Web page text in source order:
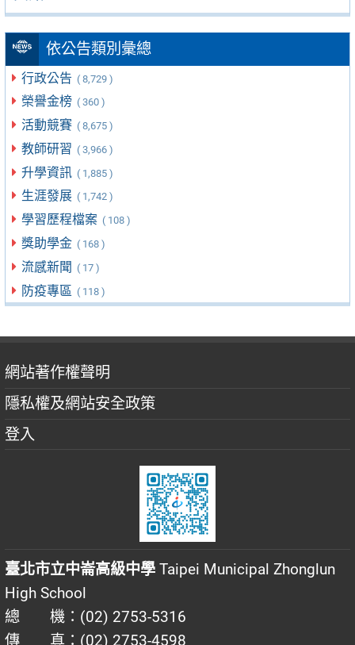
依公告類別彙總
行政公告 ( 8,729 )
榮譽金榜 ( 360 )
活動競賽 ( 8,675 )
教師研習 ( 3,966 )
升學資訊 ( 1,885 )
生涯發展 ( 1,742 )
學習歷程檔案 ( 108 )
獎助學金 ( 168 )
流感新聞 ( 17 )
防疫專區 ( 118 )
網站著作權聲明
隱私權及網站安全政策
登入
臺北市立中崙高級中學 Taipei Municipal Zhonglun
High School
總 機：(02) 2753-5316
傳 真：(02) 2753-4598